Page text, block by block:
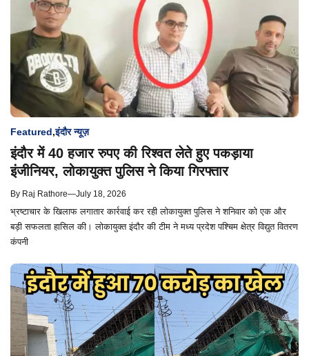
Featured,इंदौर न्यूज़
इंदौर में 40 हजार रुपए की रिश्वत लेते हुए पकड़ाया
इंजीनियर, लोकायुक्त पुलिस ने किया गिरफ्तार
By Raj Rathore—July 18, 2026
भ्रष्टाचार के खिलाफ लगातार कार्रवाई कर रही लोकायुक्त पुलिस ने शनिवार को एक और
बड़ी सफलता हासिल की। लोकायुक्त इंदौर की टीम ने मध्य प्रदेश पश्चिम क्षेत्र विद्युत वितरण
कंपनी